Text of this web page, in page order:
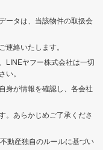
ータは、当該物件の取扱会
絡いたします。
LINEヤフー株式会社は一切
。
身が情報を確認し、各会社
。あらかじめご了承くださ
動産独自のルールに基づい